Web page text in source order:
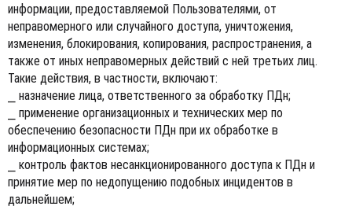
информации, предоставляемой Пользователями, от
неправомерного или случайного доступа, уничтожения,
изменения, блокирования, копирования, распространения, а
также от иных неправомерных действий с ней третьих лиц.
Такие действия, в частности, включают:
⎯ назначение лица, ответственного за обработку ПДн;
⎯ применение организационных и технических мер по
обеспечению безопасности ПДн при их обработке в
информационных системах;
⎯ контроль фактов несанкционированного доступа к ПДн и
принятие мер по недопущению подобных инцидентов в
дальнейшем;